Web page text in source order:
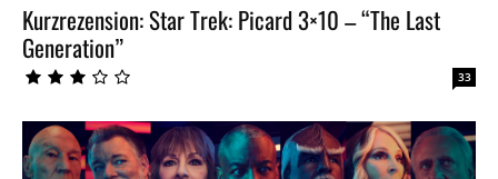
Kurzrezension: Star Trek: Picard 3×10 – “The Last
Generation”
33